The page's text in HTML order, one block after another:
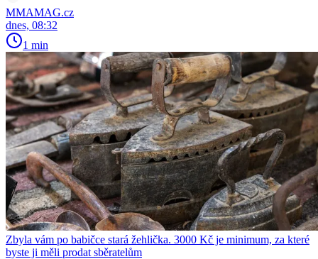
MMAMAG.cz
dnes, 08:32
1 min
Zbyla vám po babičce stará žehlička. 3000 Kč je minimum, za které
byste ji měli prodat sběratelům